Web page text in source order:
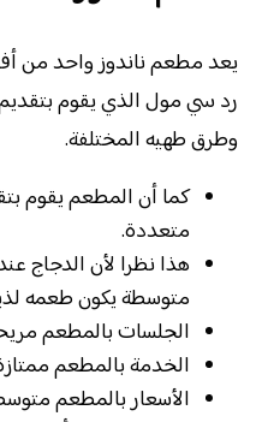
يعد مطعم ناندوز واحد من
رد سي مول الذي يقوم
وطرق طهيه المختلفة.
كما أن المطعم يقوم
متعددة.
هذا نظرا لأن الدجاج
متوسطة يكون طعمه
الجلسات بالمطعم
الخدمة بالمطعم
الأسعار بالمطعم